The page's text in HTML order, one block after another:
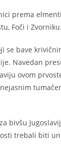
prema
Foči i Zvorniku.
se bave
Navedan
ovom
bivšu
trebali biti